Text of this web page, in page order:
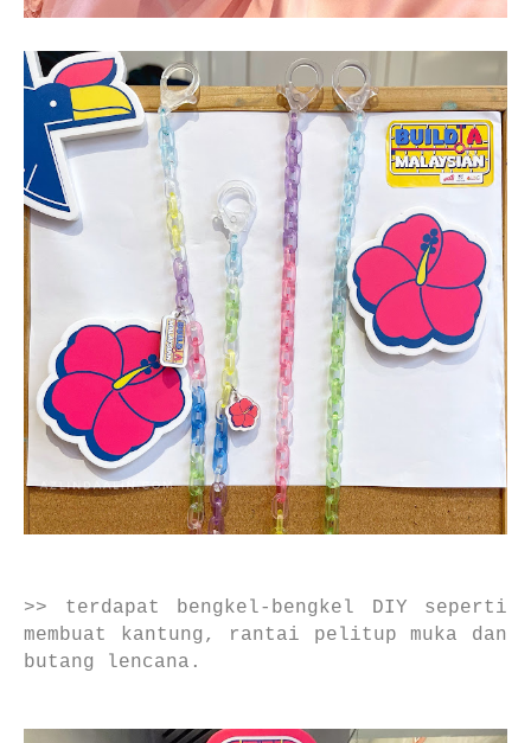
>> terdapat bengkel-bengkel DIY seperti
membuat kantung, rantai pelitup muka dan
butang lencana.